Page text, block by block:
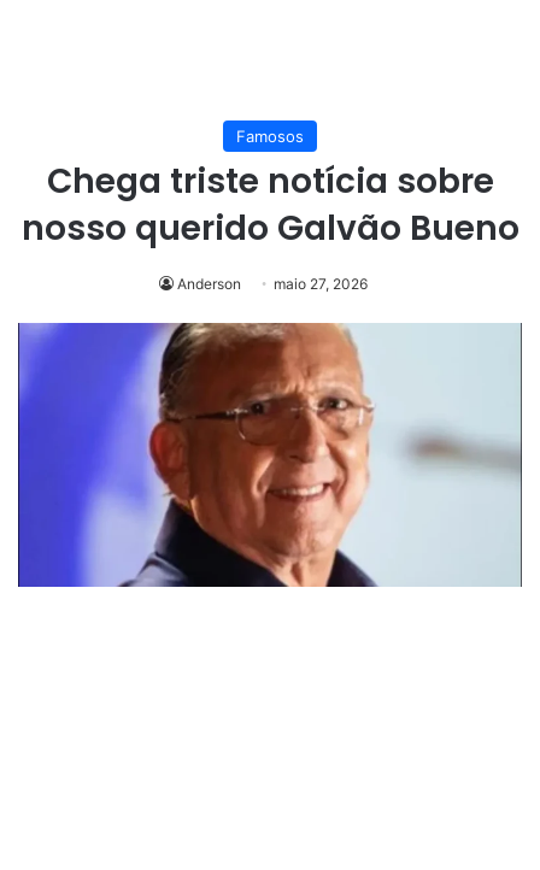
Famosos
Chega triste notícia sobre
nosso querido Galvão Bueno
Anderson maio 27, 2026